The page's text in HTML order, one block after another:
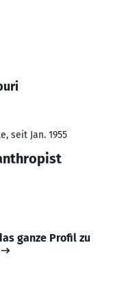
seit Jan. 1955
ganze Profil zu